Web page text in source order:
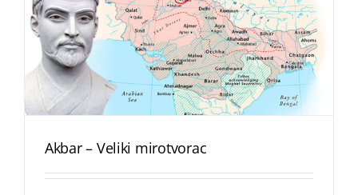
Akbar – Veliki mirotvorac